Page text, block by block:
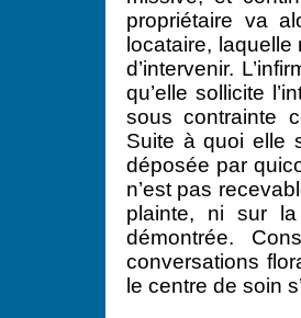
propriétaire va
locataire, laquelle
d’intervenir.
qu’elle sollicite
sous contrainte
Suite à quoi elle
déposée par
n’est pas
plainte, ni sur la
démontrée.
conversations
le centre de soin